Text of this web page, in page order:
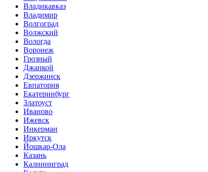
Владикавказ
Владимир
Волгоград
Волжский
Вологда
Воронеж
Грозный
Джанкой
Дзержинск
Евпатория
Екатеринбург
Златоуст
Иваново
Ижевск
Инкерман
Иркутск
Йошкар-Ола
Казань
Калининград